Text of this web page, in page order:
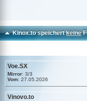
Kinox.to speichertkeine
Voe.SX
Mirror: 3/3
Vom: 27.05.2026
Vinovo.to